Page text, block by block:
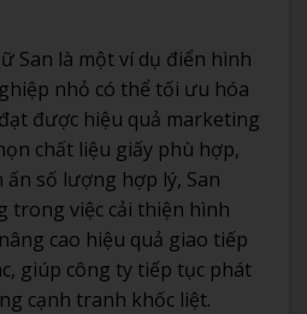
San là một ví dụ điển hình
nhỏ có thể tối ưu hóa
được hiệu quả marketing
chất liệu giấy phù hợp,
số lượng hợp lý, San
trong việc cải thiện hình
cao hiệu quả giao tiếp
giúp công ty tiếp tục phát
cạnh tranh khốc liệt.